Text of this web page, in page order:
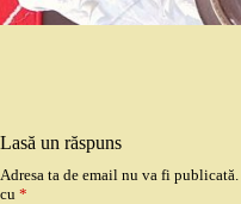
Lasă un răspuns
Adresa ta de email nu va fi publicată.
cu *